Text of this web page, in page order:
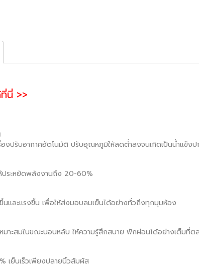
นี่ >>
องปรับอากาศอัตโนมัติ ปรับอุณหภูมิให้ลดต่ำลงจนเกิดเป็นน้ำแข็
ประหยัดพลังงานถึง 20-60%
ขึ้นเเละเเรงขึ้น เพื่อให้ส่งมอบลมเย็นได้อย่างทั่วถึงทุกมุมห้อง
าะสมในขณะนอนหลับ ให้ความรู้สึกสบาย พักผ่อนได้อย่างเต็มที่
เย็นเร็วเพียงปลายนิ้วสัมผัส